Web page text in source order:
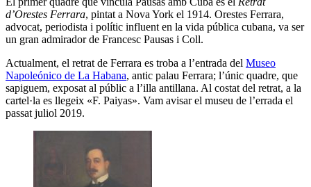
d’Orestes Ferrara, pintat a Nova York el 1914. Orestes Ferrara,
advocat, periodista i polític influent en la vida pública cubana, va ser
un gran admirador de Francesc Pausas i Coll.
Actualment, el retrat de Ferrara es troba a l’entrada del Museo
Napoleónico de La Habana, antic palau Ferrara; l’únic quadre, que
sapiguem, exposat al públic a l’illa antillana. Al costat del retrat, a la
cartel·la es llegeix «F. Paiyas». Vam avisar el museu de l’errada el
passat juliol 2019.